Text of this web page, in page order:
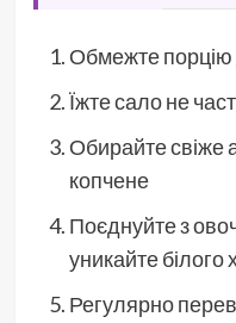
Обмежте порцію
Їжте сало не
Обирайте свіже
копчене
Поєднуйте з
уникайте білого
Регулярно